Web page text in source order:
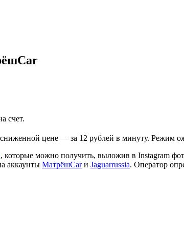
счет.
цене — за 12 рублей в минуту. Режим
, которые можно получить, выложив в Instagram
аккаунты МатрёшCarи Jaguarrussia. Оператор